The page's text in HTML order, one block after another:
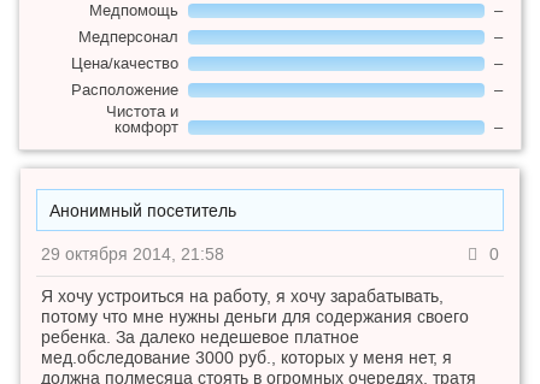
Медпомощь
–
Медперсонал
–
Цена/качество
–
Расположение
–
Чистота и
комфорт
–
Анонимный посетитель
0
29 октября 2014, 21:58
Я хочу устроиться на работу, я хочу зарабатывать,
потому что мне нужны деньги для содержания своего
ребенка. За далеко недешевое платное
мед.обследование 3000 руб., которых у меня нет, я
должна полмесяца стоять в огромных очередях, тратя